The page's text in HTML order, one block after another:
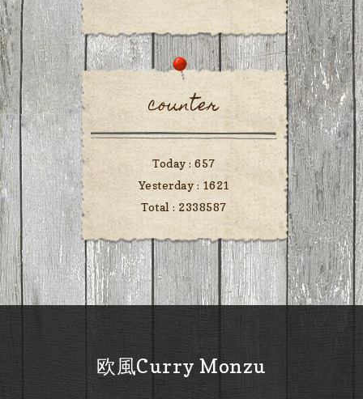
counter
Today :657
Yesterday : 1621
Total : 2338587
欧風Curry Monzu